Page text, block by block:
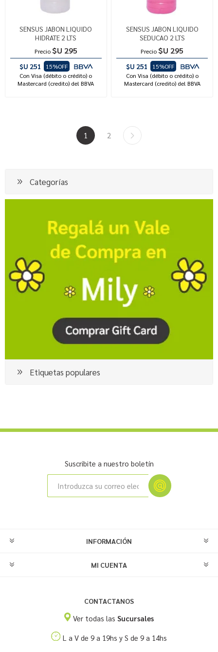
SENSUS JABON LIQUIDO
HIDRATE 2 LTS
Precio $U 295
$U 251
15%OFF
Con Visa (débito o crédito) o
Mastercard (credito) del BBVA
SENSUS JABON LIQUIDO
SEDUCAO 2 LTS
Precio $U 295
$U 251
15%OFF
Con Visa (débito o crédito) o
Mastercard (credito) del BBVA
1 2
Categorías
Etiquetas populares
Suscribite a nuestro boletín
INFORMACIÓN
MI CUENTA
CONTACTANOS
Ver todas lasSucursales
L a V de 9 a 19hs y S de 9 a 14hs